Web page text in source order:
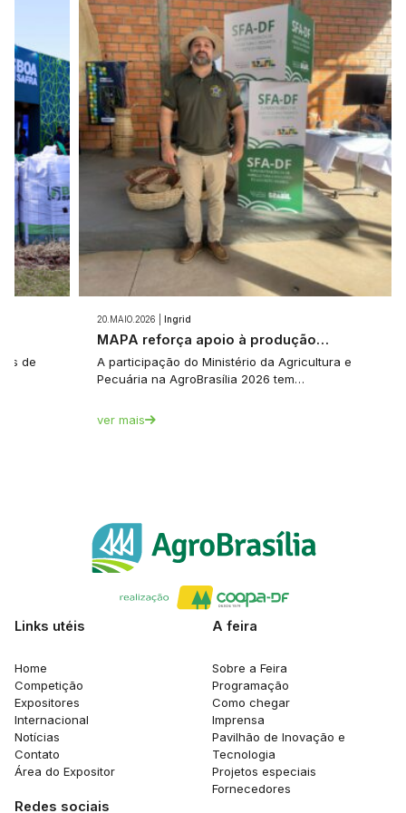
de
20.MAIO.2026 | Ingrid
MAPA reforça apoio à produção…
A participação do Ministério da Agricultura e
Pecuária na AgroBrasília 2026 tem…
ver mais
Links utéis
Home
Competição
Expositores
Internacional
Notícias
Contato
Área do Expositor
A feira
Sobre a Feira
Programação
Como chegar
Imprensa
Pavilhão de Inovação e
Tecnologia
Projetos especiais
Fornecedores
Redes sociais